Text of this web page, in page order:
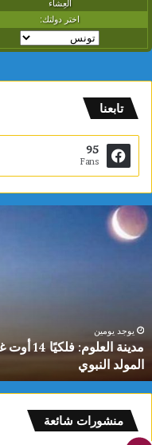
تابعنا
95
Fans
مدينة
العلوم:
فلكيًا
ربيع
الأول
و25
أوت
ذكرى
المولد
النبوي
يوجد يومين
المولد النبوي
منشورات شائعة